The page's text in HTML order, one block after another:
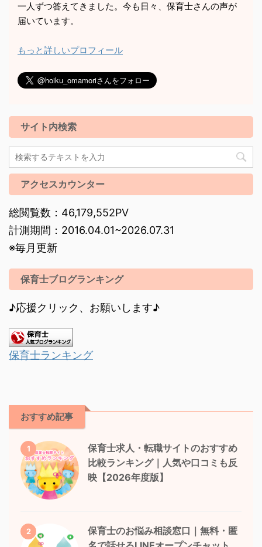
一人ずつ答えてきました。今も日々、保育士さんの声が
届いています。
もっと詳しいプロフィール
サイト内検索
アクセスカウンター
総閲覧数：46,179,552PV
計測期間：2016.04.01~2026.07.31
※毎月更新
保育士ブログランキング
♪応援クリック、お願いします♪
保育士ランキング
おすすめ記事
1
保育士求人・転職サイトのおすすめ
比較ランキング｜人気や口コミも反
映【2026年度版】
2
保育士のお悩み相談窓口｜無料・匿